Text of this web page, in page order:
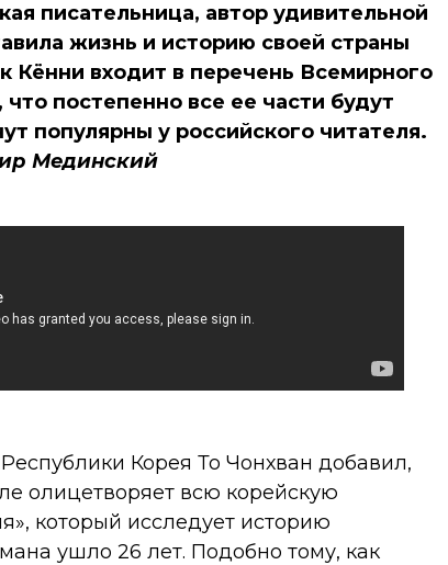
писательница, автор удивительной
жизнь и историю своей страны
Кённи входит в перечень Всемирного
постепенно все ее части будут
популярны у российского читателя.
Мединский
Корея То Чонхван добавил,
олицетворяет всю корейскую
который исследует историю
ушло 26 лет. Подобно тому, как